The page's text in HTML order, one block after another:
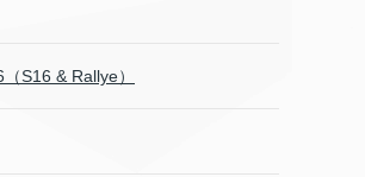
S16 & Rallye）